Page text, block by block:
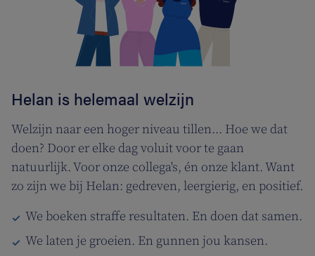
Helan is helemaal welzijn
Welzijn naar een hoger niveau tillen... Hoe we dat
doen? Door er elke dag voluit voor te gaan
natuurlijk. Voor onze collega's, én onze klant. Want
zo zijn we bij Helan: gedreven, leergierig, en positief.
We boeken straffe resultaten. En doen dat samen.
We laten je groeien. En gunnen jou kansen.